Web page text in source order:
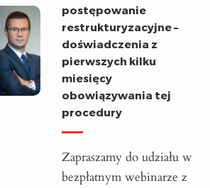
postępowanie
restrukturyzacyjne –
doświadczenia z
pierwszych kilku
miesięcy
obowiązywania tej
procedury
Zapraszamy do udziału w
bezpłatnym webinarze z